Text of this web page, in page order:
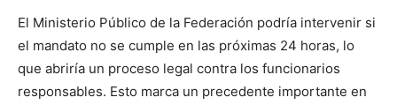
El Ministerio Público de la Federación podría intervenir si
el mandato no se cumple en las próximas 24 horas, lo
que abriría un proceso legal contra los funcionarios
responsables. Esto marca un precedente importante en